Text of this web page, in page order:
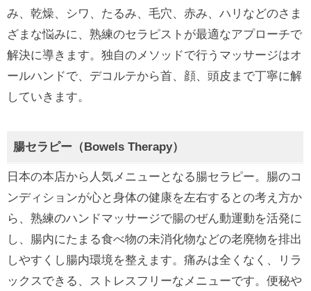
み、乾燥、シワ、たるみ、毛穴、赤み、ハリなどのさま
ざまな悩みに、熟練のセラピストが最適なアプローチで
解決に導きます。独自のメソッドで行うマッサージはオ
ールハンドで、デコルテから首、顔、頭皮まで丁寧に解
していきます。
腸セラピー（Bowels Therapy）
日本の本店から人気メニューとなる腸セラピー。腸のコ
ンディションが心と身体の健康を左右するとの考え方か
ら、熟練のハンドマッサージで腸のぜん動運動を活発に
し、腸内にたまる食べ物の未消化物などの老廃物を排出
しやすくし腸内環境を整えます。痛みは全くなく、リラ
ックスできる、ストレスフリーなメニューです。便秘や